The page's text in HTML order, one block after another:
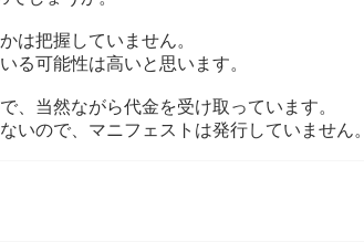
は把握していません。
る可能性は高いと思います。
、当然ながら代金を受け取っています。
いので、マニフェストは発行していません。